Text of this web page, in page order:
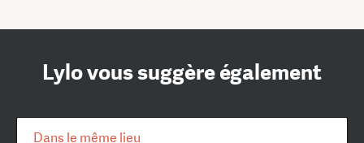
Lylo vous suggère également
Dans le même lieu